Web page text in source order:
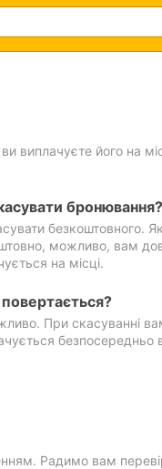
виплачуєте його на
бронювання?
безкоштовного.
можливо, вам
на місці.
При скасуванні
безпосередньо
Радимо вам